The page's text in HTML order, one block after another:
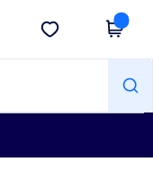
Descargar app